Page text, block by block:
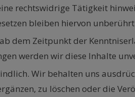
rechtswidrige Tätigkeit
bleiben hiervon
dem Zeitpunkt der
werden wir diese Inhalte
Wir behalten uns
zu löschen oder die